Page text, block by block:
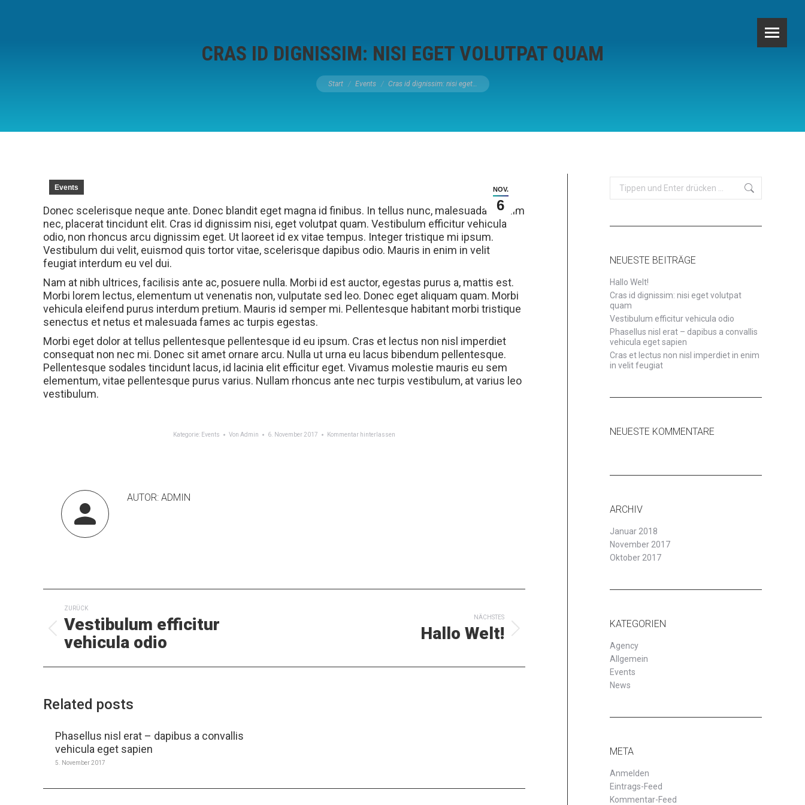
CRAS ID DIGNISSIM: NISI EGET VOLUTPAT QUAM
Sie befinden sich hier:
Start Events Cras id dignissim: nisi eget…
NOV.
6
Events
Donec scelerisque neque ante. Donec blandit eget magna id finibus. In tellus nunc, malesuada at enim
nec, placerat tincidunt elit. Cras id dignissim nisi, eget volutpat quam. Vestibulum efficitur vehicula
odio, non rhoncus arcu dignissim eget. Ut laoreet id ex vitae tempus. Integer tristique mi ipsum.
Vestibulum dui velit, euismod quis tortor vitae, scelerisque dapibus odio. Mauris in enim in velit
feugiat interdum eu vel dui.
Nam at nibh ultrices, facilisis ante ac, posuere nulla. Morbi id est auctor, egestas purus a, mattis est.
Morbi lorem lectus, elementum ut venenatis non, vulputate sed leo. Donec eget aliquam quam. Morbi
vehicula eleifend purus interdum pretium. Mauris id semper mi. Pellentesque habitant morbi tristique
senectus et netus et malesuada fames ac turpis egestas.
Morbi eget dolor at tellus pellentesque pellentesque id eu ipsum. Cras et lectus non nisl imperdiet
consequat non nec mi. Donec sit amet ornare arcu. Nulla ut urna eu lacus bibendum pellentesque.
Pellentesque sodales tincidunt lacus, id lacinia elit efficitur eget. Vivamus molestie mauris eu sem
elementum, vitae pellentesque purus varius. Nullam rhoncus ante nec turpis vestibulum, at varius leo
vestibulum.
Kategorie: Events Von Admin 6. November 2017 Kommentar hinterlassen
AUTOR: ADMIN
KOMMENTARNAVIGATION
ZURÜCK
Vorheriger
Beitrag:
Vestibulum efficitur
vehicula odio
NÄCHSTES
Hallo Welt!
Related posts
Phasellus nisl erat – dapibus a convallis
vehicula eget sapien
5. November 2017
NEUESTE BEITRÄGE
Hallo Welt!
Cras id dignissim: nisi eget volutpat
quam
Vestibulum efficitur vehicula odio
Phasellus nisl erat – dapibus a convallis
vehicula eget sapien
Cras et lectus non nisl imperdiet in enim
in velit feugiat
NEUESTE KOMMENTARE
ARCHIV
Januar 2018
November 2017
Oktober 2017
KATEGORIEN
Agency
Allgemein
Events
News
META
Anmelden
Eintrags-Feed
Kommentar-Feed